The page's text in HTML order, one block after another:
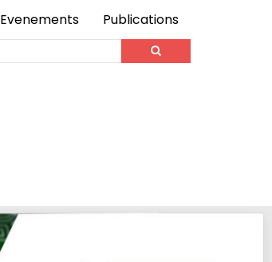
Evenements Publications